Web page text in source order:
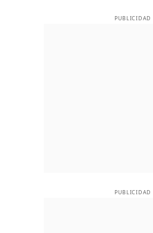
PUBLICIDAD
PUBLICIDAD